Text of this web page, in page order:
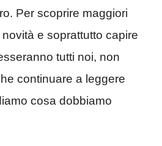
Per scoprire maggiori
e soprattutto capire
tutti noi, non
continuare a leggere
cosa dobbiamo